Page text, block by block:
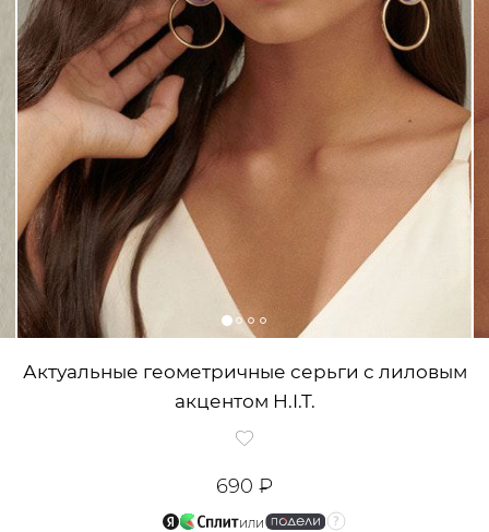
Актуальные геометричные серьги с лиловым
акцентом H.I.T.
690 ₽
или